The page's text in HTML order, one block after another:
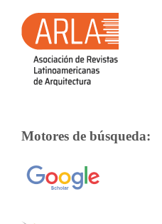
Motores de búsqueda: